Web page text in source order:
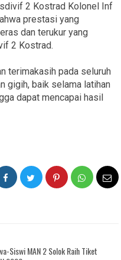
2 Kostrad Kolonel Inf
prestasi yang
dan terukur yang
2 Kostrad.
terimakasih pada seluruh
gigih, baik selama latihan
dapat mencapai hasil
Siswi MAN 2 Solok Raih Tiket